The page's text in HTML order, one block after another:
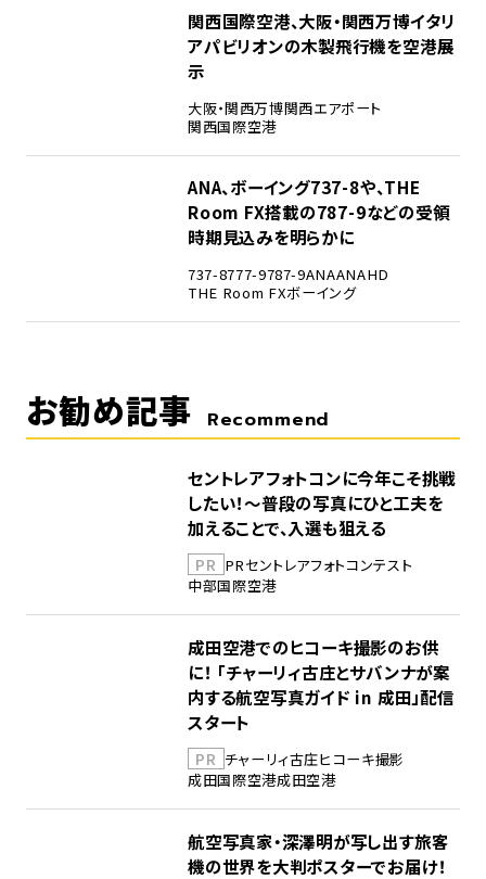
関西国際空港、大阪・関西万博イタリ
アパビリオンの木製飛行機を空港展
示
大阪・関西万博関西エアポート
関西国際空港
ANA、ボーイング737-8や、THE
Room FX搭載の787-9などの受領
時期見込みを明らかに
737-8777-9787-9ANAANAHD
THE Room FXボーイング
お勧め記事 Recommend
セントレアフォトコンに今年こそ挑戦
したい！～普段の写真にひと工夫を
加えることで、入選も狙える
PR PRセントレアフォトコンテスト
中部国際空港
成田空港でのヒコーキ撮影のお供
に！ 「チャーリィ古庄とサバンナが案
内する航空写真ガイド in 成田」配信
スタート
PR チャーリィ古庄ヒコーキ撮影
成田国際空港成田空港
航空写真家・深澤明が写し出す旅客
機の世界を大判ポスターでお届け！